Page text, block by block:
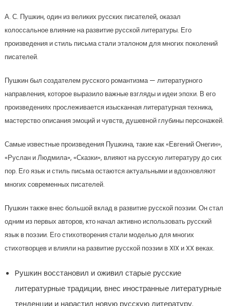
А. С. Пушкин, один из великих русских писателей, оказал
колоссальное влияние на развитие русской литературы. Его
произведения и стиль письма стали эталоном для многих поколений
писателей.
Пушкин был создателем русского романтизма — литературного
направления, которое выразило важные взгляды и идеи эпохи. В его
произведениях прослеживается изысканная литературная техника,
мастерство описания эмоций и чувств, душевной глубины персонажей.
Самые известные произведения Пушкина, такие как «Евгений Онегин»,
«Руслан и Людмила», «Сказки», влияют на русскую литературу до сих
пор. Его язык и стиль письма остаются актуальными и вдохновляют
многих современных писателей.
Пушкин также внес большой вклад в развитие русской поэзии. Он стал
одним из первых авторов, кто начал активно использовать русский
язык в поэзии. Его стихотворения стали моделью для многих
стихотворцев и влияли на развитие русской поэзии в XIX и XX веках.
Pушкин восстановил и оживил старые русские
литературные традиции, внес иностранные литературные
тенденции и нарастил новую русскую литературу.